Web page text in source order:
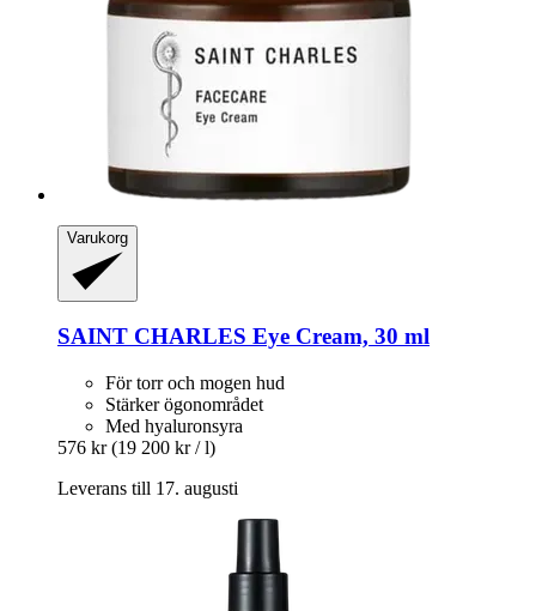
Varukorg
SAINT CHARLES Eye Cream, 30 ml
För torr och mogen hud
Stärker ögonområdet
Med hyaluronsyra
576 kr (19 200 kr / l)
Leverans till 17. augusti